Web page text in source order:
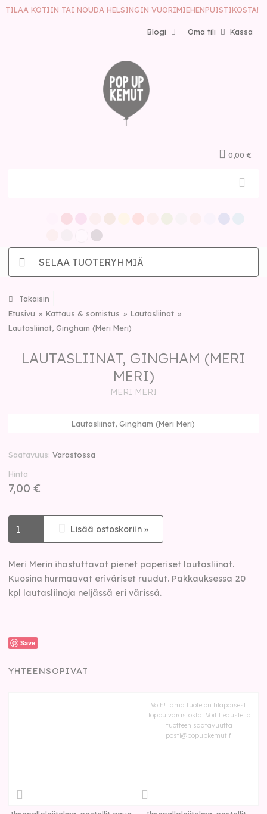
TILAA KOTIIN TAI NOUDA HELSINGIN VUORIMIEHENPUISTIKOSTA!
Kassa
Oma tili
Blogi
0,00 €
SELAA TUOTERYHMIÄ
Takaisin
Etusivu
Kattaus & somistus
Lautasliinat
Lautasliinat, Gingham (Meri Meri)
LAUTASLIINAT, GINGHAM (MERI
MERI)
MERI MERI
Lautasliinat, Gingham (Meri Meri)
Saatavuus Varastossa
Hinta
7,00 €
Lisää ostoskoriin »
Meri Merin ihastuttavat pienet paperiset lautasliinat.
Kuosina hurmaavat eriväriset ruudut. Pakkauksessa 20
kpl lautasliinoja neljässä eri värissä.
Save
YHTEENSOPIVAT
Voih! Tämä tuote on tilapäisesti
loppu varastosta. Voit tiedustella
tuotteen saatavuutta
posti@popupkemut.fi